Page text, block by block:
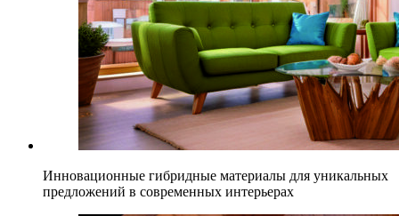
Инновационные гибридные материалы для уникальных
предложений в современных интерьерах